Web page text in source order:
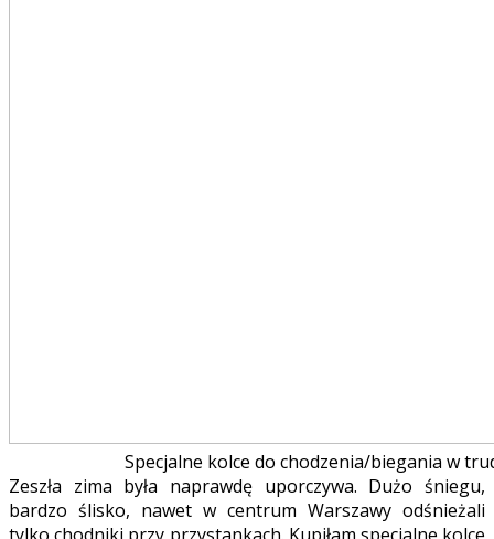
Specjalne kolce do chodzenia/biegania w
Zeszła zima była naprawdę uporczywa. Dużo śniegu,
bardzo ślisko, nawet w centrum Warszawy odśnieżali